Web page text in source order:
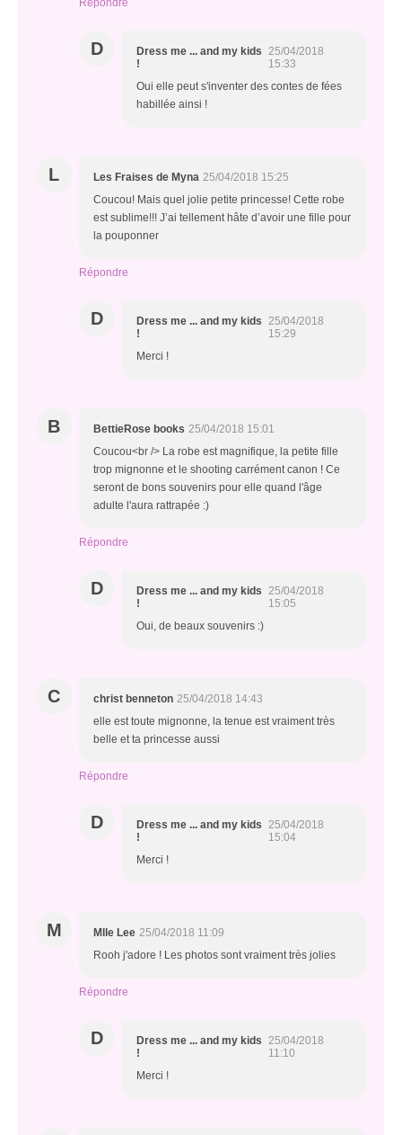
Répondre
D
Dress me ... and my kids
!
25/04/2018
15:33
Oui elle peut s'inventer des contes de fées
habillée ainsi !
L Les Fraises de Myna 25/04/2018 15:25
Coucou! Mais quel jolie petite princesse! Cette robe
est sublime!!! J’ai tellement hâte d’avoir une fille pour
la pouponner
Répondre
D
Dress me ... and my kids
!
25/04/2018
15:29
Merci !
B BettieRose books 25/04/2018 15:01
Coucou<br /> La robe est magnifique, la petite fille
trop mignonne et le shooting carrément canon ! Ce
seront de bons souvenirs pour elle quand l'âge
adulte l'aura rattrapée :)
Répondre
D
Dress me ... and my kids
!
25/04/2018
15:05
Oui, de beaux souvenirs :)
C christ benneton 25/04/2018 14:43
elle est toute mignonne, la tenue est vraiment très
belle et ta princesse aussi
Répondre
D
Dress me ... and my kids
!
25/04/2018
15:04
Merci !
M Mlle Lee 25/04/2018 11:09
Rooh j'adore ! Les photos sont vraiment très jolies
Répondre
D
Dress me ... and my kids
!
25/04/2018
11:10
Merci !